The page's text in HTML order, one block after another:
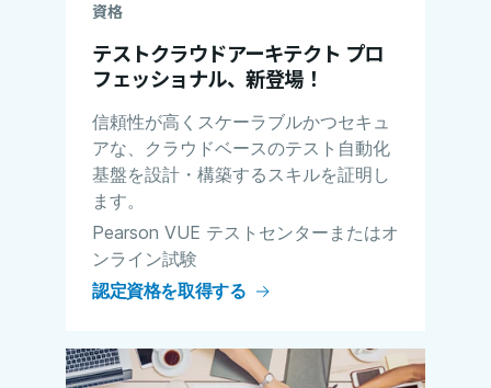
資格
テストクラウドアーキテクト プロ
フェッショナル、新登場！
信頼性が高くスケーラブルかつセキュ
アな、クラウドベースのテスト自動化
基盤を設計・構築するスキルを証明し
ます。
Pearson VUE テストセンターまたはオ
ンライン試験
認定資格を取得する